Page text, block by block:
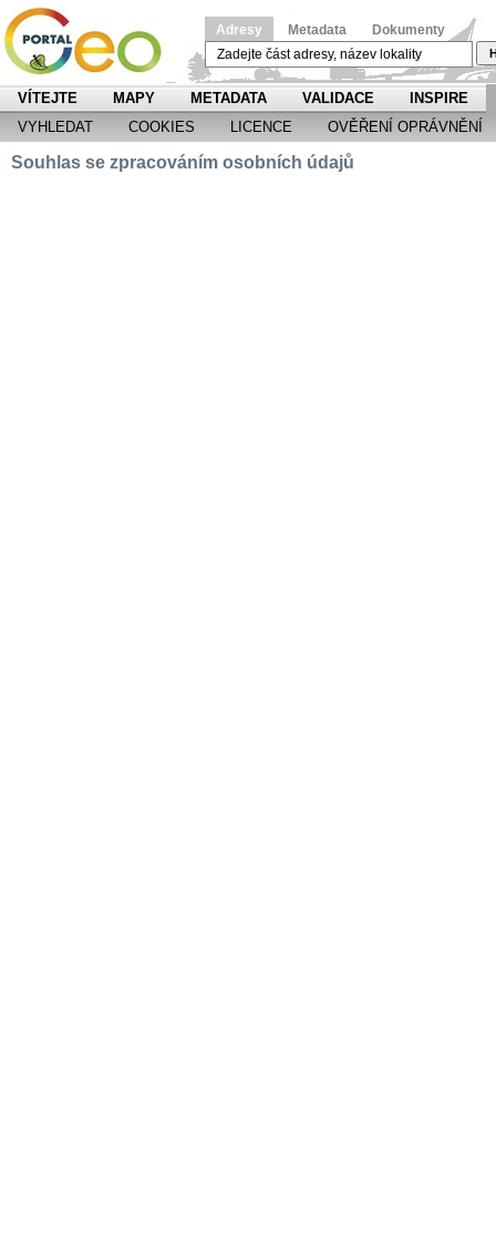
Adresy Metadata Dokumenty
VÍTEJTE MAPY METADATA VALIDACE
INSPIRE
VYHLEDAT
COOKIES LICENCE OVĚŘENÍ OPRÁVNĚNÍ
Souhlas se zpracováním osobních údajů